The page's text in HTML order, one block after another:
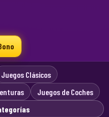
Juegos Clásicos
Juegos de Coches